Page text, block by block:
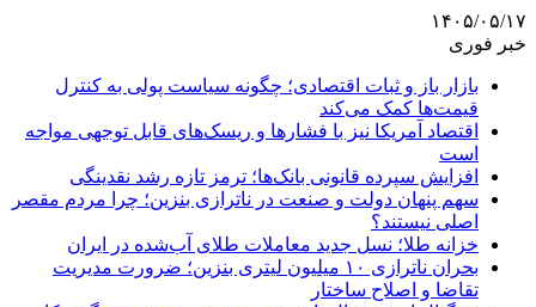
۱۴۰۵/۰۵/۱۷
خبر فوری
بازار باز و ثبات اقتصادی؛ چگونه سیاست پولی به کنترل
قیمت‌ها کمک می‌کند
اقتصاد آمریکا نیز با فشارها و ریسک‌های قابل توجهی مواجه
است
افزایش سپرده قانونی بانک‌ها؛ ترمز تازه رشد نقدینگی
سهم پنهان دولت و صنعت در ناترازی بنزین؛ چرا مردم مقصر
اصلی نیستند؟
خزانه طلا؛ نسل جدید معاملات طلای آب‌شده در ایران
بحران ناترازی ۱۰ میلیون لیتری بنزین؛ ضرورت مدیریت
تقاضا و اصلاح ساختار